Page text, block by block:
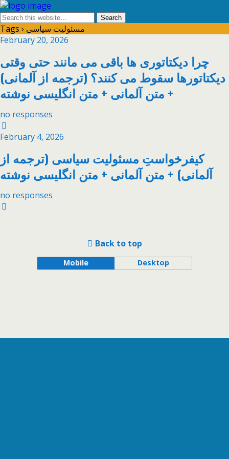
Tags › مسئولیت سیاسی
February 20, 2026
چرا دیکتاتوری ها باقی می مانند حتی وقتی
دیکتاتورها سقوط می کنند؟ (ترجمه از آلمانی)
+ متن آلمانی + متن انگلیسی نوشته
no responses
February 4, 2026
کیفرخواستِ مسئولیت سیاسی (ترجمه از
آلمانی) + متن آلمانی + متن انگلیسی نوشته
no responses
Back to top
Mobile Desktop